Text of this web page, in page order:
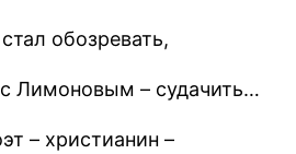
обозревать,
Лимоновым – судачить…
– христианин –